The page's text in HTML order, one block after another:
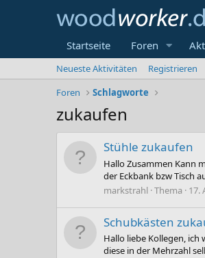
Startseite Foren
Neueste Aktivitäten
Registrieren
Foren
Schlagworte
zukaufen
Stühle zukaufen
Hallo Zusammen Kann
der Eckbank bzw Tisch
markstrahl Thema 17.
Schubkästen
Hallo liebe Kollegen,
diese in der Mehrzahl